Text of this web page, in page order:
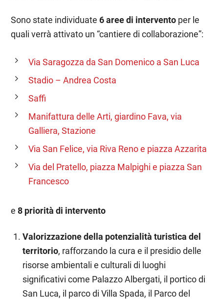
Sono state individuate6 aree di intervento per le
quali verrà attivato un “cantiere di collaborazione”:
Via Saragozza da San Domenico a San Luca
Stadio – Andrea Costa
Saffi
Manifattura delle Arti, giardino Fava, via
Galliera, Stazione
Via San Felice, via Riva Reno e piazza Azzarita
Via del Pratello, piazza Malpighi e piazza San
Francesco
e8 priorità di intervento
Valorizzazione della potenzialità turistica del
territorio, rafforzando la cura e il presidio delle
risorse ambientali e culturali di luoghi
significativi come Palazzo Albergati, il portico di
San Luca, il parco di Villa Spada, il Parco del